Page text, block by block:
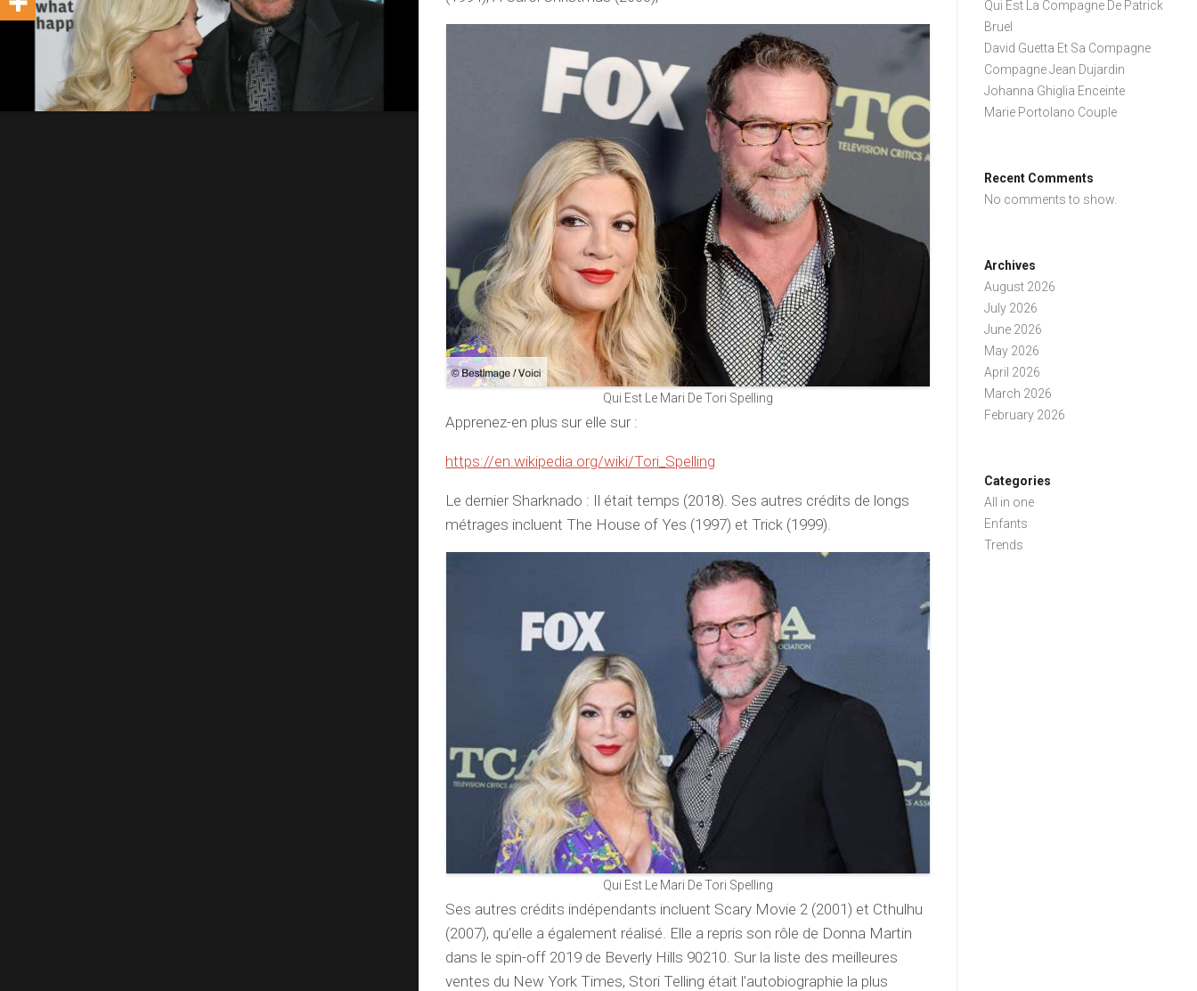
Qui Est Le Mari De Tori Spelling
Apprenez-en plus sur elle sur :
https://en.wikipedia.org/wiki/Tori_Spelling
Le dernier Sharknado : Il était temps (2018). Ses autres crédits de longs
métrages incluent The House of Yes (1997) et Trick (1999).
Qui Est Le Mari De Tori Spelling
Ses autres crédits indépendants incluent Scary Movie 2 (2001) et Cthulhu
(2007), qu’elle a également réalisé. Elle a repris son rôle de Donna Martin
dans le spin-off 2019 de Beverly Hills 90210. Sur la liste des meilleures
ventes du New York Times, Stori Telling était l’autobiographie la plus
Qui Est La Compagne De Patrick
Bruel
David Guetta Et Sa Compagne
Compagne Jean Dujardin
Johanna Ghiglia Enceinte
Marie Portolano Couple
Recent Comments
No comments to show.
Archives
August 2026
July 2026
June 2026
May 2026
April 2026
March 2026
February 2026
Categories
All in one
Enfants
Trends